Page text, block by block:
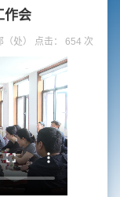
作会
处） 点击： 654 次